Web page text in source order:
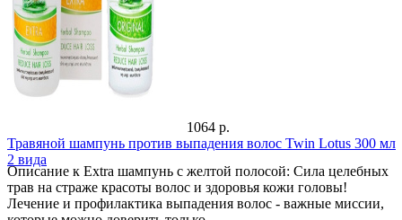
1064 р.
Травяной шампунь против выпадения волос Twin Lotus 300 мл
2 вида
Описание к Extra шампунь с желтой полосой: Сила целебных
трав на страже красоты волос и здоровья кожи головы!
Лечение и профилактика выпадения волос - важные миссии,